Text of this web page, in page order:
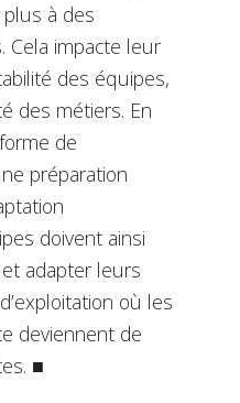
à des
Cela impacte leur
des équipes,
des métiers. En
de
préparation
doivent ainsi
et adapter leurs
où les
deviennent de
■